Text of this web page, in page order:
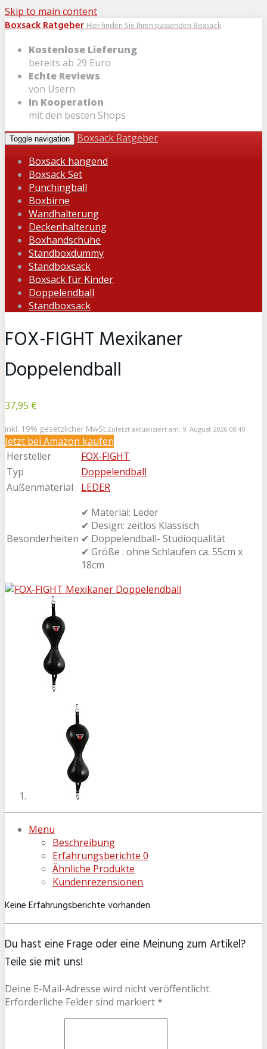
Skip to main content
Boxsack RatgeberHier finden Sie Ihren passenden Boxsack
Kostenlose Lieferung
bereits ab 29 Euro
Echte Reviews
von Usern
In Kooperation
mit den besten Shops
Toggle navigation
Boxsack Ratgeber
Boxsack hängend
Boxsack Set
Punchingball
Boxbirne
Wandhalterung
Deckenhalterung
Boxhandschuhe
Standboxdummy
Standboxsack
Boxsack für Kinder
Doppelendball
Standboxsack
FOX-FIGHT Mexikaner
Doppelendball
37,95 €
inkl. 19% gesetzlicher MwSt.Zuletzt aktualisiert am: 9. August 2026 08:40
Jetzt bei Amazon kaufen
Hersteller
FOX-FIGHT
Typ
Doppelendball
Außenmaterial
LEDER
Besonderheiten
✔ Material: Leder
✔ Design: zeitlos Klassisch
✔ Doppelendball- Studioqualität
✔ Größe : ohne Schlaufen ca. 55cm x
18cm
Menu
Beschreibung
Erfahrungsberichte 0
Ähnliche Produkte
Kundenrezensionen
Keine Erfahrungsberichte vorhanden
Du hast eine Frage oder eine Meinung zum Artikel?
Teile sie mit uns!
Deine E-Mail-Adresse wird nicht veröffentlicht.
Erforderliche Felder sind markiert *